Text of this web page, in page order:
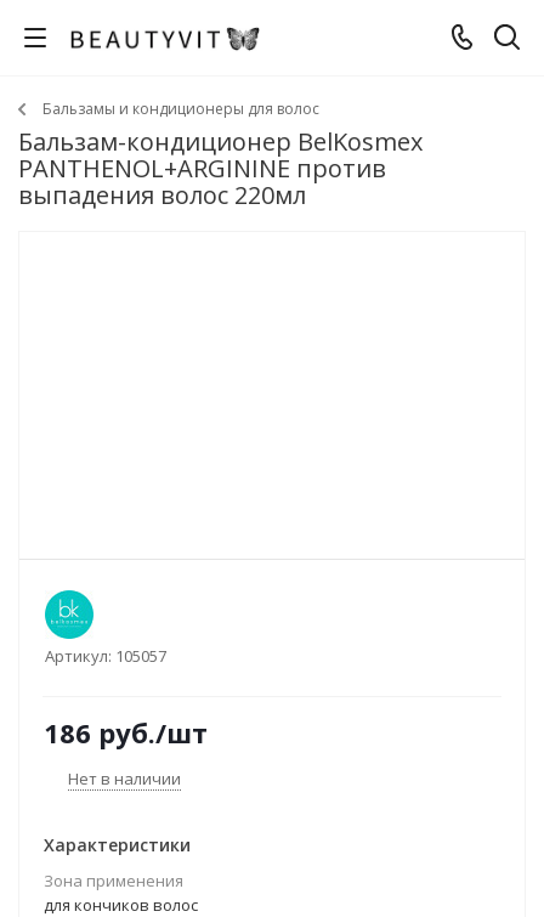
Бальзамы и кондиционеры для волос
Бальзам-кондиционер BelKosmex
PANTHENOL+ARGININE против
выпадения волос 220мл
Артикул: 105057
186 руб./шт
Нет в наличии
Характеристики
Зона применения
для кончиков волос